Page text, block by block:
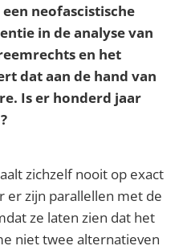
neofascistische
in de analyse van
en het
dat aan de hand van
Is er honderd jaar
zichzelf nooit op exact
er zijn parallellen met de
ze laten zien dat het
niet twee alternatieven